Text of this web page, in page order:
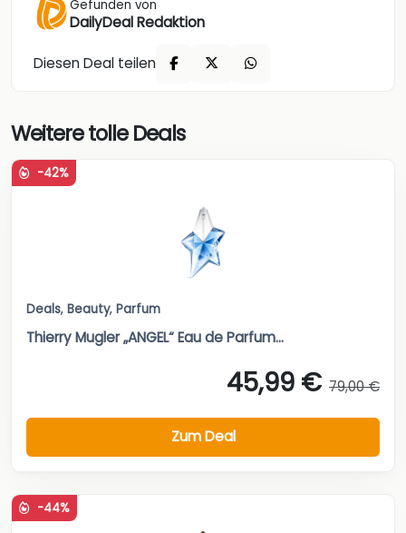
Gefunden von
DailyDeal Redaktion
Diesen Deal teilen
Weitere tolle Deals
-42%
Deals, Beauty, Parfum
Thierry Mugler „ANGEL“ Eau de Parfum...
45,99 € 79,00 €
Zum Deal
-44%